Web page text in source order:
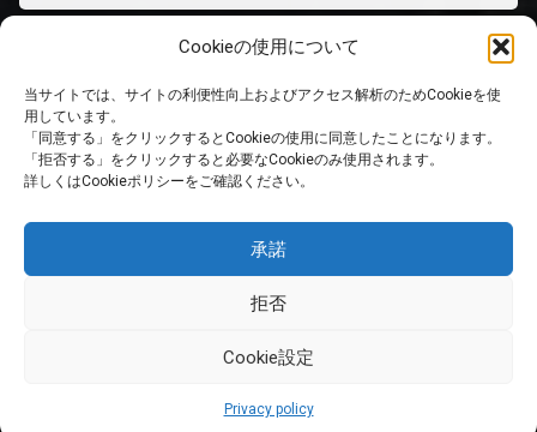
Cookieの使用について
当サイトでは、サイトの利便性向上およびアクセス解析のためCookieを使
用しています。
「同意する」をクリックするとCookieの使用に同意したことになります。
「拒否する」をクリックすると必要なCookieのみ使用されます。
詳しくはCookieポリシーをご確認ください。
承諾
拒否
Cookie設定
Privacy policy
ホーム
PRIVACY POLICY